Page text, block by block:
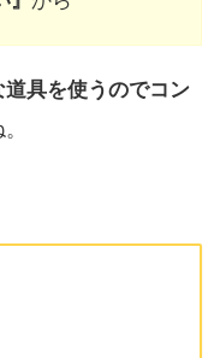
具を使うのでコン